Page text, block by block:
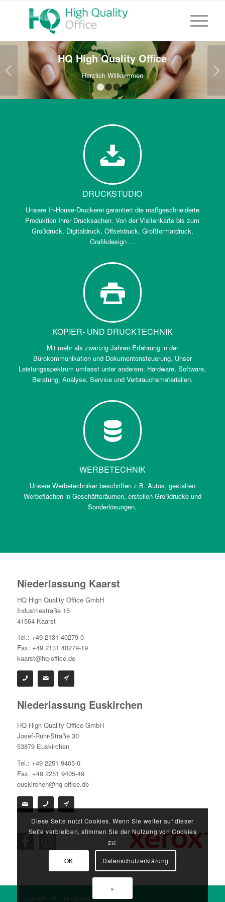
HQ High Quality Office
Herzlich Willkommen Weiter
1 2 3 4
DRUCKSTUDIO
Unsere In-House-Druckerei garantiert die maßgeschneiderte
Produktion Ihrer Drucksachen. Von der Visitenkarte bis zum
Großdruck. Digitaldruck, Offsetdruck, Großformatdruck,
Grafikdesign …
KOPIER- UND DRUCKTECHNIK
Mit mehr als zwanzig Jahren Erfahrung in der
Bürokommunikation und Dokumentensteuerung. Unser
Leistungsspektrum umfasst unter anderem: Hardware, Software,
Beratung, Analyse, Service und Verbrauchsmaterialien.
WERBETECHNIK
Unsere Werbetechniker beschriften z.B. Autos, gestalten
Werbeflächen in Geschäftsräumen, erstellen Großdrucke und
Sonderlösungen.
Niederlassung Kaarst
HQ High Quality Office GmbH
Industriestraße 15
41564 Kaarst
Tel.: +49 2131 40279-0
Fax: +49 2131 40279-19
kaarst@hq-office.de
Niederlassung Euskirchen
HQ High Quality Office GmbH
Josef-Ruhr-Straße 30
53879 Euskirchen
Tel.: +49 2251 9405-0
Fax: +49 2251 9405-49
euskirchen@hq-office.de
© Copyright - HQ High Quality Office GmbH
Diese Seite nutzt Cookies. Wenn Sie weiter auf dieser
Seite verbleiben, stimmen Sie der Nutzung von Cookies
zu:
OK Datenschutzerklärung
×